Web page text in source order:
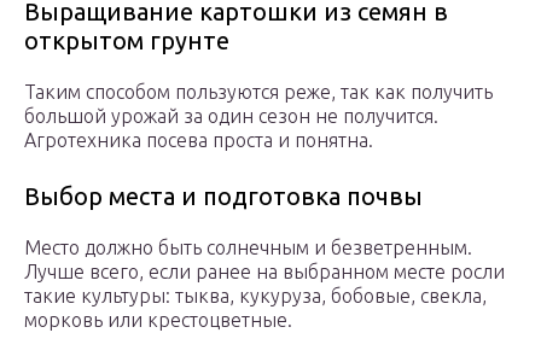
Выращивание картошки из семян в
открытом грунте
Таким способом пользуются реже, так как получить
большой урожай за один сезон не получится.
Агротехника посева проста и понятна.
Выбор места и подготовка почвы
Место должно быть солнечным и безветренным.
Лучше всего, если ранее на выбранном месте росли
такие культуры: тыква, кукуруза, бобовые, свекла,
морковь или крестоцветные.